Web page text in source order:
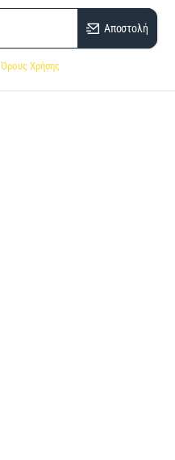
Αποστολή
Όρους Χρήσης